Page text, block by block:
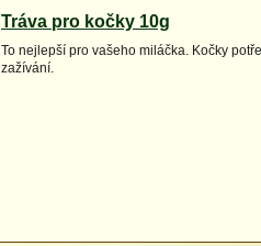
Tráva pro kočky 10g
To nejlepší pro vašeho miláčka. Kočky
zažívání.